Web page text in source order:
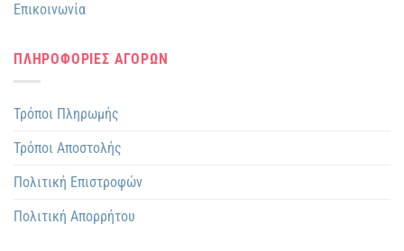
Επικοινωνία
ΠΛΗΡΟΦΟΡΙΕΣ ΑΓΟΡΩΝ
Τρόποι Πληρωμής
Τρόποι Αποστολής
Πολιτική Επιστροφών
Πολιτική Απορρήτου